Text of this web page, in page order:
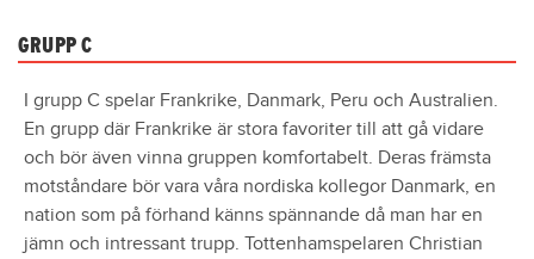
GRUPP C
I grupp C spelar Frankrike, Danmark, Peru och Australien.
En grupp där Frankrike är stora favoriter till att gå vidare
och bör även vinna gruppen komfortabelt. Deras främsta
motståndare bör vara våra nordiska kollegor Danmark, en
nation som på förhand känns spännande då man har en
jämn och intressant trupp. Tottenhamspelaren Christian